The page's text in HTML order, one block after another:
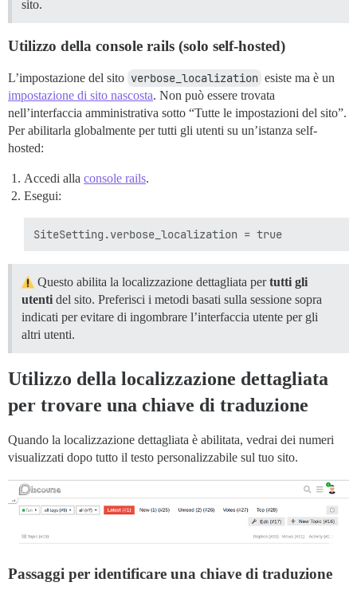
sito.
Utilizzo della console rails (solo self-hosted)
L’impostazione del sito verbose_localization esiste ma è un
impostazione di sito nascosta. Non può essere trovata
nell’interfaccia amministrativa sotto “Tutte le impostazioni del sito”.
Per abilitarla globalmente per tutti gli utenti su un’istanza self-
hosted:
Accedi alla console rails.
Esegui:
Questo abilita la localizzazione dettagliata pertutti gli
utenti del sito. Preferisci i metodi basati sulla sessione sopra
indicati per evitare di ingombrare l’interfaccia utente per gli
altri utenti.
Utilizzo della localizzazione dettagliata
per trovare una chiave di traduzione
Quando la localizzazione dettagliata è abilitata, vedrai dei numeri
visualizzati dopo tutto il testo personalizzabile sul tuo sito.
Passaggi per identificare una chiave di traduzione